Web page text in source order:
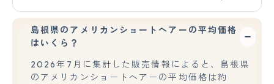
島根県のアメリカンショートヘアーの平均価格
はいくら？
2026年7月に集計した販売情報によると、島根県
のアメリカンショートヘアーの平均価格は約